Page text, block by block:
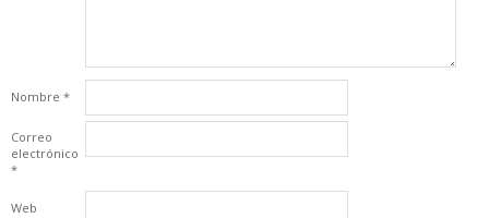
Nombre *
Correo
electrónico
*
Web